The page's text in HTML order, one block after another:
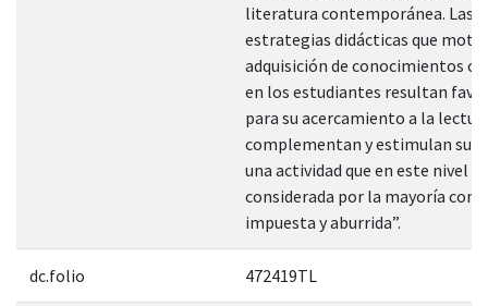
literatura contemporánea. Las
estrategias didácticas que
adquisición de conocimientos
en los estudiantes resultan
para su acercamiento a la
complementan y estimulan su
una actividad que en este nivel
considerada por la mayoría
impuesta y aburrida”.
dc.folio 472419TL